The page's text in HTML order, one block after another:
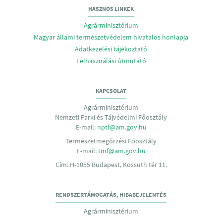
HASZNOS LINKEK
Agrárminisztérium
Magyar állami természetvédelem hivatalos honlapja
Adatkezelési tájékoztató
Felhasználási útmutató
KAPCSOLAT
Agrárminisztérium
Nemzeti Parki és Tájvédelmi Főosztály
E-mail: nptf@am.gov.hu
Természetmegőrzési Főosztály
E-mail:tmf@am.gov.hu
Cím: H-1055 Budapest, Kossuth tér 11.
RENDSZERTÁMOGATÁS, HIBABEJELENTÉS
Agrárminisztérium